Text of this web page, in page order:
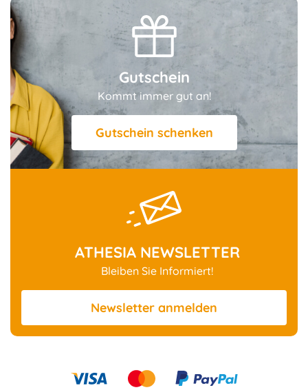
Gutschein
Kommt immer gut an!
Gutschein schenken
ATHESIA NEWSLETTER
Bleiben Sie Informiert!
Newsletter anmelden